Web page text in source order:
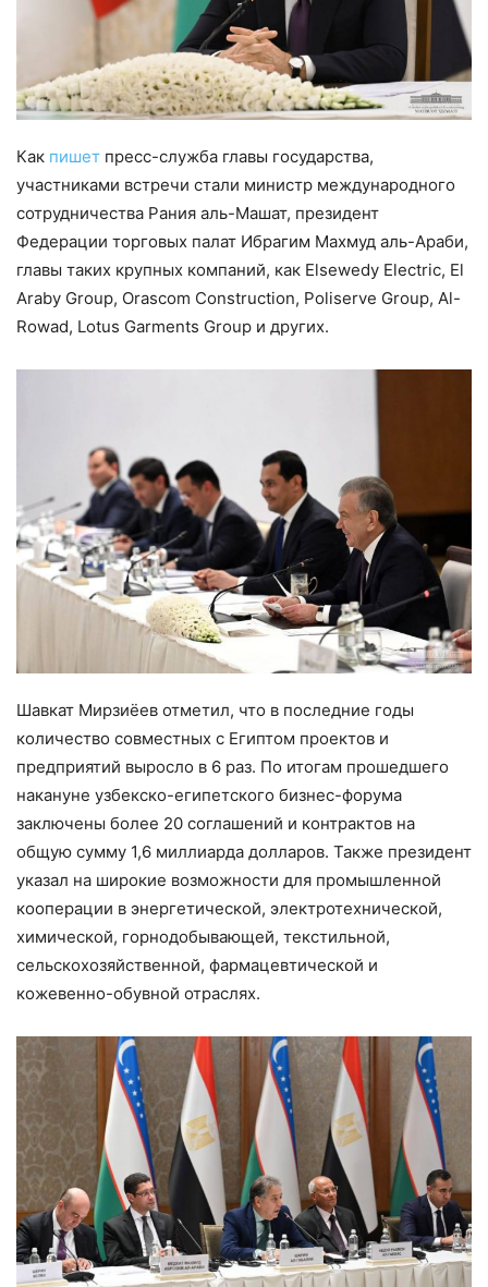
Как пишет пресс-служба главы государства,
участниками встречи стали министр международного
сотрудничества Рания аль-Машат, президент
Федерации торговых палат Ибрагим Махмуд аль-Араби,
главы таких крупных компаний, как Elsewedy Electric, El
Araby Group, Orascom Construction, Poliserve Group, Al-
Rowad, Lotus Garments Group и других.
Шавкат Мирзиёев отметил, что в последние годы
количество совместных с Египтом проектов и
предприятий выросло в 6 раз. По итогам прошедшего
накануне узбекско-египетского бизнес-форума
заключены более 20 соглашений и контрактов на
общую сумму 1,6 миллиарда долларов. Также президент
указал на широкие возможности для промышленной
кооперации в энергетической, электротехнической,
химической, горнодобывающей, текстильной,
сельскохозяйственной, фармацевтической и
кожевенно-обувной отраслях.